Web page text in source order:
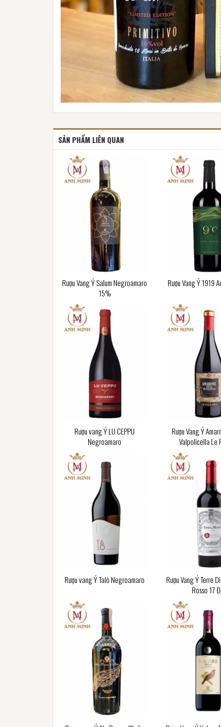
SẢN PHẨM LIÊN QUAN
Rượu Vang Ý Salum Negroamaro
15%
Rượu Vang Ý 1919
Rượu vang Ý LU CEPPU
Negroamaro
Rượu Vang Ý
Valpolicella Le
Rượu vang Ý Talò Negroamaro
Rượu Vang Ý Terre
Rosso 17